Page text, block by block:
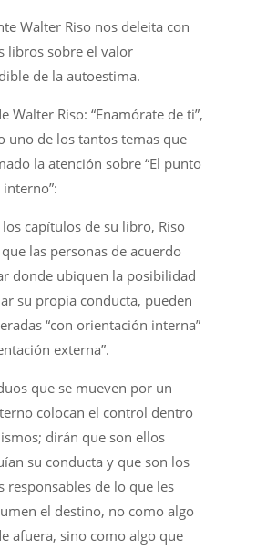
Walter Riso nos deleita con
libros sobre el valor
de la autoestima.
Walter Riso: “Enamórate de ti”,
uno de los tantos temas que
la atención sobre “El punto
capítulos de su libro, Riso
las personas de acuerdo
donde ubiquen la posibilidad
su propia conducta, pueden
“con orientación interna”
externa”.
que se mueven por un
colocan el control dentro
dirán que son ellos
su conducta y que son los
responsables de lo que les
el destino, no como algo
afuera, sino como algo que